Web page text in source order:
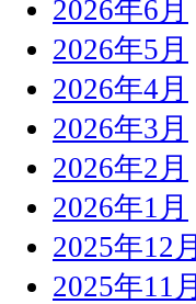
2026年6月
2026年5月
2026年4月
2026年3月
2026年2月
2026年1月
2025年12月
2025年11月